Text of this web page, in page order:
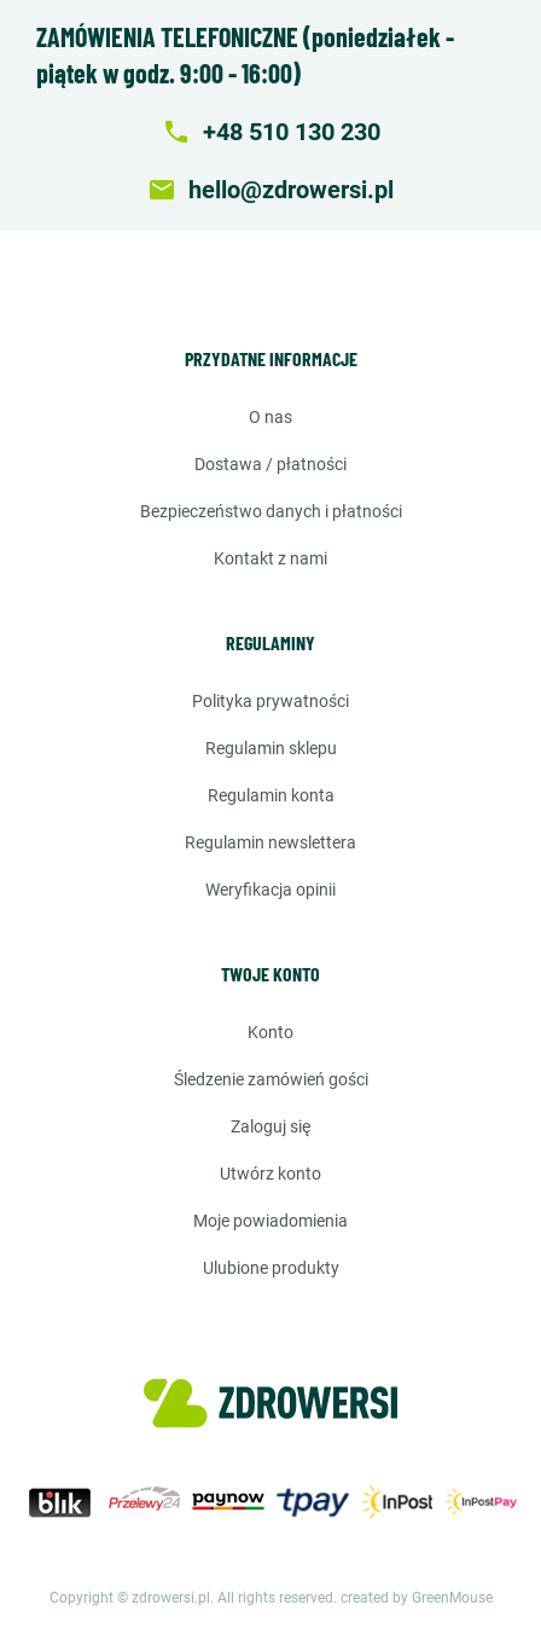
ZAMÓWIENIA TELEFONICZNE (poniedziałek -
piątek w godz. 9:00 - 16:00)
local_phone +48 510 130 230
email hello@zdrowersi.pl
PRZYDATNE INFORMACJE
o nas
dostawa / płatności
bezpieczeństwo danych i płatności
kontakt z nami
REGULAMINY
polityka prywatności
regulamin sklepu
regulamin konta
regulamin newslettera
weryfikacja opinii
TWOJE KONTO
konto
śledzenie zamówień gości
zaloguj się
utwórz konto
moje powiadomienia
ulubione produkty
Copyright © zdrowersi.pl. All rights reserved. created by GreenMouse